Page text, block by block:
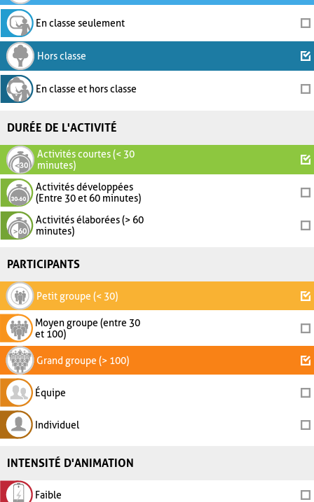
En classe seulement
Hors classe
En classe et hors classe
DURÉE DE L'ACTIVITÉ
Activités courtes (< 30
minutes)
Activités développées
(Entre 30 et 60 minutes)
Activités élaborées (> 60
minutes)
PARTICIPANTS
Petit groupe (< 30)
Moyen groupe (entre 30
et 100)
Grand groupe (> 100)
Équipe
Individuel
INTENSITÉ D'ANIMATION
Faible